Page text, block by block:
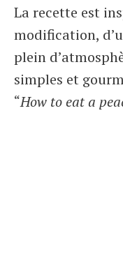
La recette est
modification,
plein
simples et
“How to eat a